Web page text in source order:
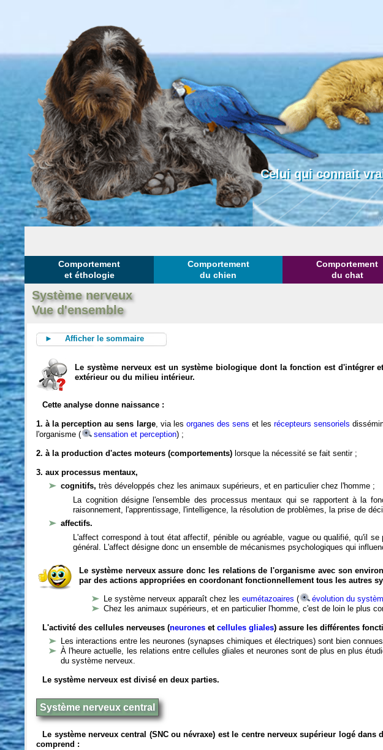
Celui qui connait
Comportement
et éthologie
Comportement
du chien
Comportement
du chat
Système nerveux
Vue d'ensemble
► Afficher le sommaire
Le système nerveux est un système biologique dont la fonction est d'intégrer
extérieur ou du milieu intérieur.
Cette analyse donne naissance :
1. à la perception au sens large, via les organes des sens et les récepteurs sensoriels
l'organisme (
sensation et perception) ;
2. à la production d'actes moteurs (comportements) lorsque la nécessité se fait sentir ;
3. aux processus mentaux,
cognitifs,très développés chez les animaux supérieurs, et en particulier chez l'homme ;
La cognition désigne l'ensemble des processus mentaux qui se rapportent à la
raisonnement, l'apprentissage, l'intelligence, la résolution de problèmes, la prise de
affectifs.
L'affect correspond à tout état affectif, pénible ou agréable, vague ou qualifié, qu'il
général. L'affect désigne donc un ensemble de mécanismes psychologiques qui
Le système nerveux assure donc les relations de l'organisme avec son
par des actions appropriées en coordonant fonctionnellement tous les autres
Le système nerveux apparaît chez leseumétazoaires ( évolution du
Chez les animaux supérieurs, et en particulier l'homme, c'est de loin le plus
L'activité des cellules nerveuses (neurones etcellules gliales) assure les différentes
Les interactions entre les neurones (synapses chimiques et électriques) sont bien
À l'heure actuelle, les relations entre cellules gliales et neurones sont de plus en plus
du système nerveux.
Le système nerveux est divisé en deux parties.
Système nerveux central
Le système nerveux central (SNC ou névraxe) est le centre nerveux supérieur logé
comprend :